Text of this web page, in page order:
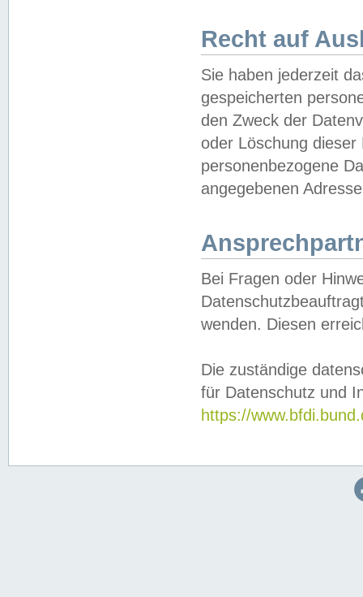
Recht auf
Sie haben jederzeit
gespeicherten
den Zweck der
oder Löschung
personenbezogene
angegebenen
Bei Fragen oder
wenden. Diesen
Die zuständige
für Datenschutz und
https://